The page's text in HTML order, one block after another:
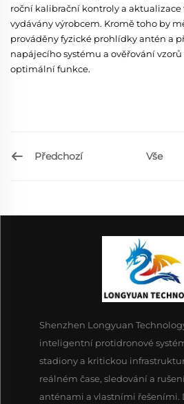
roční kalibrační kontroly a aktualizace
vydávány výrobcem. Kromě toho by
prováděny fyzické prohlídky antén a
napájecího systému a ověřování
optimální funkce.
Předchozí Vše
Shenzhen Longyuan
inteligentní protidronové
stadiony a kritickou
reálném čase, sledování a
anténami a vlastními řešeními.